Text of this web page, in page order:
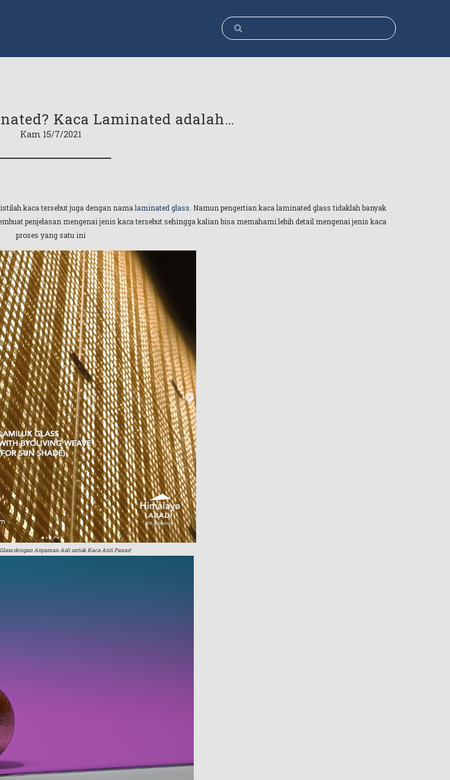
Kaca Laminated adalah…
Kam 15/7/2021
kaca tersebut juga dengan nama laminated glass . Namun pengertian kaca laminated glass tidaklah banyak
penjelasan mengenai jenis kaca tersebut sehingga kalian bisa memahami lebih detail mengenai jenis kaca
proses yang satu ini
dengan Anyaman Asli untuk Kaca Anti Panas!